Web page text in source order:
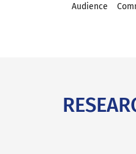
Audience